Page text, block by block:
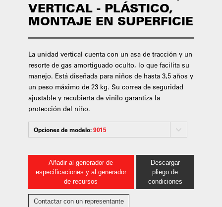
VERTICAL - PLÁSTICO,
MONTAJE EN SUPERFICIE
La unidad vertical cuenta con un asa de tracción y un
resorte de gas amortiguado oculto, lo que facilita su
manejo. Está diseñada para niños de hasta 3,5 años y
un peso máximo de 23 kg. Su correa de seguridad
ajustable y recubierta de vinilo garantiza la
protección del niño.
Opciones de modelo:9015
Añadir al generador de
especificaciones y al generador
de recursos
Descargar
pliego de
condiciones
Contactar con un representante